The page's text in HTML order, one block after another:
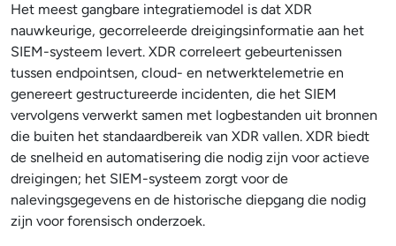
Het meest gangbare integratiemodel is dat XDR
nauwkeurige, gecorreleerde dreigingsinformatie aan het
SIEM-systeem levert. XDR correleert gebeurtenissen
tussen endpointsen, cloud- en netwerktelemetrie en
genereert gestructureerde incidenten, die het SIEM
vervolgens verwerkt samen met logbestanden uit bronnen
die buiten het standaardbereik van XDR vallen. XDR biedt
de snelheid en automatisering die nodig zijn voor actieve
dreigingen; het SIEM-systeem zorgt voor de
nalevingsgegevens en de historische diepgang die nodig
zijn voor forensisch onderzoek.